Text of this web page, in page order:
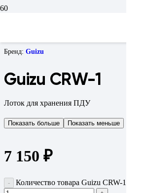
Бренд: Guizu
Guizu CRW-1
Лоток для хранения ПДУ
Показать больше Показать меньше
7 150 ₽
Количество товара Guizu CRW-1